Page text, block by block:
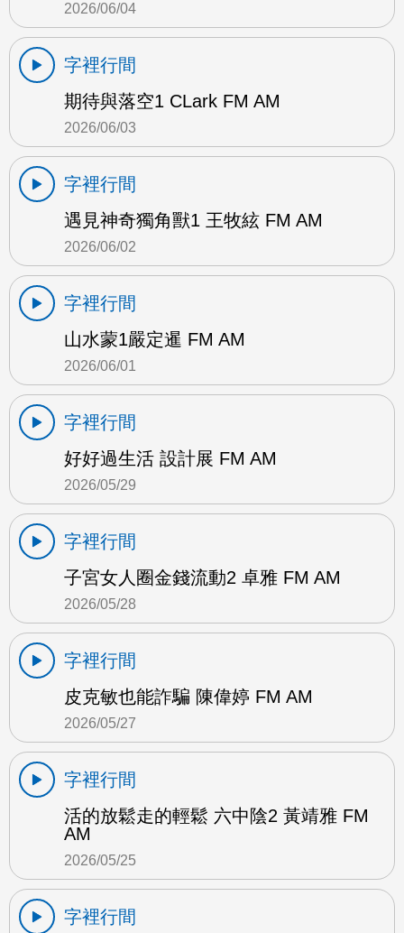
2026/06/04
字裡行間
期待與落空1 CLark FM AM
2026/06/03
字裡行間
遇見神奇獨角獸1 王牧絃 FM AM
2026/06/02
字裡行間
山水蒙1嚴定暹 FM AM
2026/06/01
字裡行間
好好過生活 設計展 FM AM
2026/05/29
字裡行間
子宮女人圈金錢流動2 卓雅 FM AM
2026/05/28
字裡行間
皮克敏也能詐騙 陳偉婷 FM AM
2026/05/27
字裡行間
活的放鬆走的輕鬆 六中陰2 黃靖雅 FM
AM
2026/05/25
字裡行間